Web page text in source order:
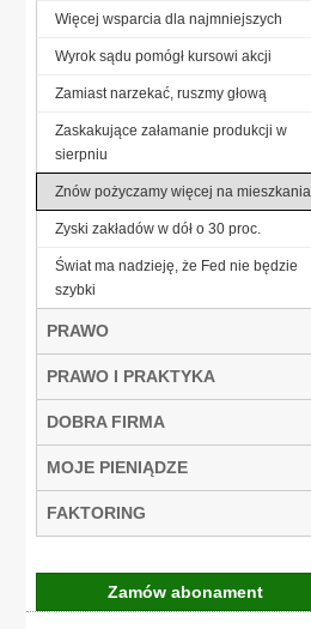
Więcej wsparcia dla najmniejszych
Wyrok sądu pomógł kursowi akcji
Zamiast narzekać, ruszmy głową
Zaskakujące załamanie produkcji w
sierpniu
Znów pożyczamy więcej na mieszkania
Zyski zakładów w dół o 30 proc.
Świat ma nadzieję, że Fed nie będzie
szybki
PRAWO
PRAWO I PRAKTYKA
DOBRA FIRMA
MOJE PIENIĄDZE
FAKTORING
Zamów abonament